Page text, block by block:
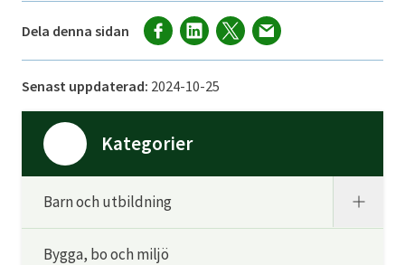
Dela denna sidan
Senast uppdaterad: 2024-10-25
Kategorier
Barn och utbildning
Bygga, bo och miljö